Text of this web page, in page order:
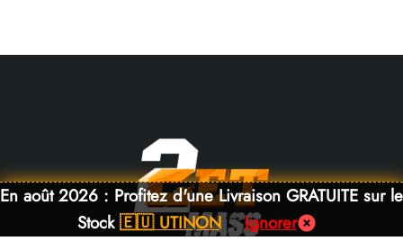
En août 2026 : Profitez d'une Livraison GRATUITE sur le
Stock🇪🇺 UTINON Ignorer